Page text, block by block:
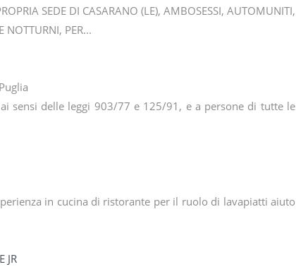
SEDE DI CASARANO (LE), AMBOSESSI, AUTOMUNITI,
NOTTURNI, PER...
sensi delle leggi 903/77 e 125/91, e a persone di tutte le
in cucina di ristorante per il ruolo di lavapiatti aiuto
JR